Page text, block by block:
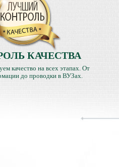
КАЧЕСТВА
качество на всех этапах. От
до проводки в ВУЗах.